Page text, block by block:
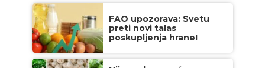
FAO upozorava: Svetu
preti novi talas
poskupljenja hrane!